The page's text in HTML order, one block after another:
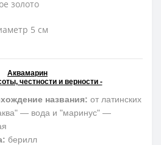
золото
5 см
Аквамарин
честности и верности -
названия: от латинских
— вода и "маринус" —
берилл